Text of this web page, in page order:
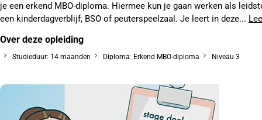
je een erkend MBO-diploma. Hiermee kun je gaan werken als
een kinderdagverblijf, BSO of peuterspeelzaal. Je leert in deze...
Over deze opleiding
Studieduur: 14 maanden Diploma: Erkend MBO-diploma Niveau 3